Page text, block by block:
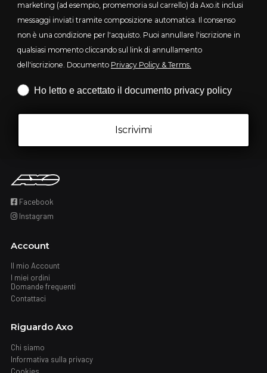
marketing (ad esempio, promemoria sul carrello) da Axo.it inclusi
messaggi inviati tramite composizione automatica. Il consenso
non è una condizione per l'acquisto. Puoi annullare l'iscrizione in
qualsiasi momento cliccando sul link di annullamento
dell'iscrizione. Documento Privacy Policy & Terms.
Iscrizione obbligatoria
Ho letto e accettato il documento privacy policy
Iscrivimi
Facebook
Instagram
Account
Il mio Account
I miei ordini
Domande frequenti
Contattaci
Riguardo Axo
Chi siamo
Informativa sulla privacy